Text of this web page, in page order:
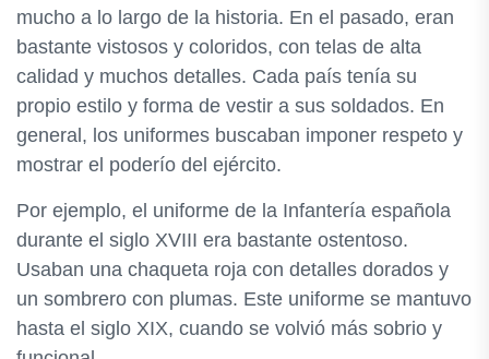
mucho a lo largo de la historia. En el pasado, eran
bastante vistosos y coloridos, con telas de alta
calidad y muchos detalles. Cada país tenía su
propio estilo y forma de vestir a sus soldados. En
general, los uniformes buscaban imponer respeto y
mostrar el poderío del ejército.
Por ejemplo, el uniforme de la Infantería española
durante el siglo XVIII era bastante ostentoso.
Usaban una chaqueta roja con detalles dorados y
un sombrero con plumas. Este uniforme se mantuvo
hasta el siglo XIX, cuando se volvió más sobrio y